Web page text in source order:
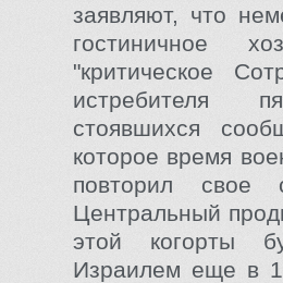
заявляют, что
гостиничное
"критическое
истребителя
стоявшихся
которое время
повторил свое
Центральный
этой когорты
Израилем еще в